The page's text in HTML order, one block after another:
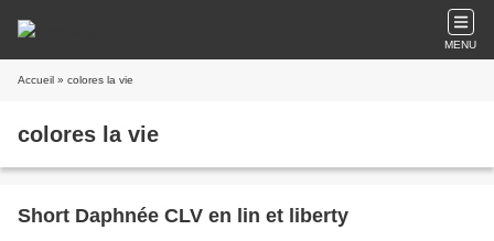
MENU
Accueil » colores la vie
colores la vie
Short Daphnée CLV en lin et liberty